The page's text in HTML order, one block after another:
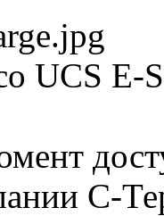
UCS E-
С-